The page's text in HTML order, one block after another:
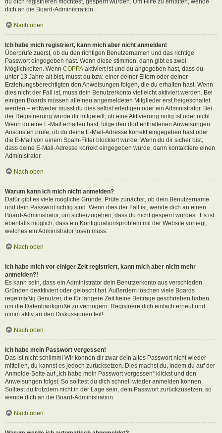
dich an die Board-Administration.
Nach oben
Ich habe mich registriert, kann mich aber nicht anmelden!
Überprüfe zuerst, ob du den richtigen Benutzernamen und das richtige
Passwort eingegeben hast. Wenn diese stimmen, dann gibt es zwei
Möglichkeiten. Wenn COPPA aktiviert ist und du angegeben hast, dass du
unter 13 Jahre alt bist, musst du bzw. einer deiner Eltern oder deiner
Erziehungsberechtigten den Anweisungen folgen, die du erhalten hast. Wenn
dies nicht der Fall ist, muss dein Benutzerkonto vielleicht aktiviert werden. Bei
einigen Boards müssen alle neu angemeldeten Mitglieder erst freigeschaltet
werden – entweder musst du dies selbst erledigen oder ein Administrator. Bei
der Registrierung wurde dir mitgeteilt, ob eine Aktivierung nötig ist oder nicht.
Wenn du eine E-Mail erhalten hast, folge den dort enthaltenen Anweisungen.
Ansonsten prüfe, ob du deine E-Mail-Adresse korrekt eingegeben hast oder
die E-Mail von einem Spam-Filter blockiert wurde. Wenn du dir sicher bist,
dass deine E-Mail-Adresse korrekt eingegeben wurde, dann kontaktiere einen
Administrator.
Nach oben
Warum kann ich mich nicht anmelden?
Dafür gibt es viele mögliche Gründe. Prüfe zunächst, ob dein Benutzername
und dein Passwort richtig sind. Wenn dies der Fall ist, wende dich an einen
Board-Administrator, um sicherzugehen, dass du nicht gesperrt wurdest. Es ist
ebenfalls möglich, dass ein Konfigurationsproblem mit der Website vorliegt,
welches ein Administrator lösen muss.
Nach oben
Ich habe mich vor einiger Zeit registriert, kann mich aber nicht mehr
anmelden?!
Es kann sein, dass ein Administrator dein Benutzerkonto aus verschieden
Gründen deaktiviert oder gelöscht hat. Außerdem löschen viele Boards
regelmäßig Benutzer, die für längere Zeit keine Beiträge geschrieben haben,
um die Datenbankgröße zu verringern. Registriere dich einfach erneut und
nimm aktiv an den Diskussionen teil!
Nach oben
Ich habe mein Passwort vergessen!
Das ist nicht schlimm! Wir können dir zwar dein altes Passwort nicht wieder
mitteilen, du kannst es jedoch zurücksetzen. Dies machst du, indem du auf der
Anmelde-Seite auf „Ich habe mein Passwort vergessen“ klickst und den
Anweisungen folgst. So solltest du dich schnell wieder anmelden können.
Solltest du trotzdem nicht in der Lage sein, dein Passwort zurückzusetzen, so
wende dich an die Board-Administration.
Nach oben